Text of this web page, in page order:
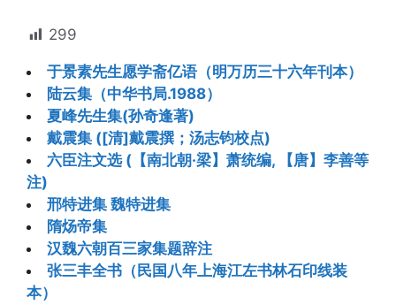
299
于景素先生愿学斋亿语（明万历三十六年刊本）
陆云集（中华书局.1988）
夏峰先生集(孙奇逢著)
戴震集 ([清]戴震撰；汤志钧校点)
六臣注文选 (【南北朝·梁】萧统编, 【唐】李善等
注)
邢特进集 魏特进集
隋炀帝集
汉魏六朝百三家集题辞注
张三丰全书（民国八年上海江左书林石印线装
本）